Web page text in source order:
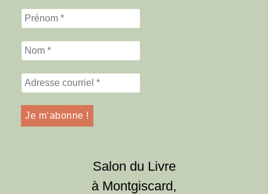
Salon du Livre
à Montgiscard,